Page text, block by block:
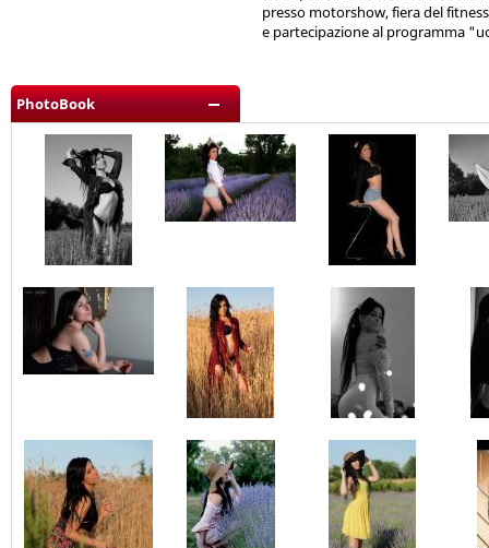
presso motorshow, fiera del
e partecipazione al programma
PhotoBook